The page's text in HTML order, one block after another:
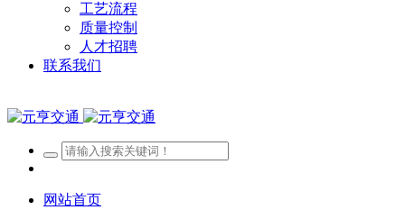
工艺流程
质量控制
人才招聘
联系我们
网站首页